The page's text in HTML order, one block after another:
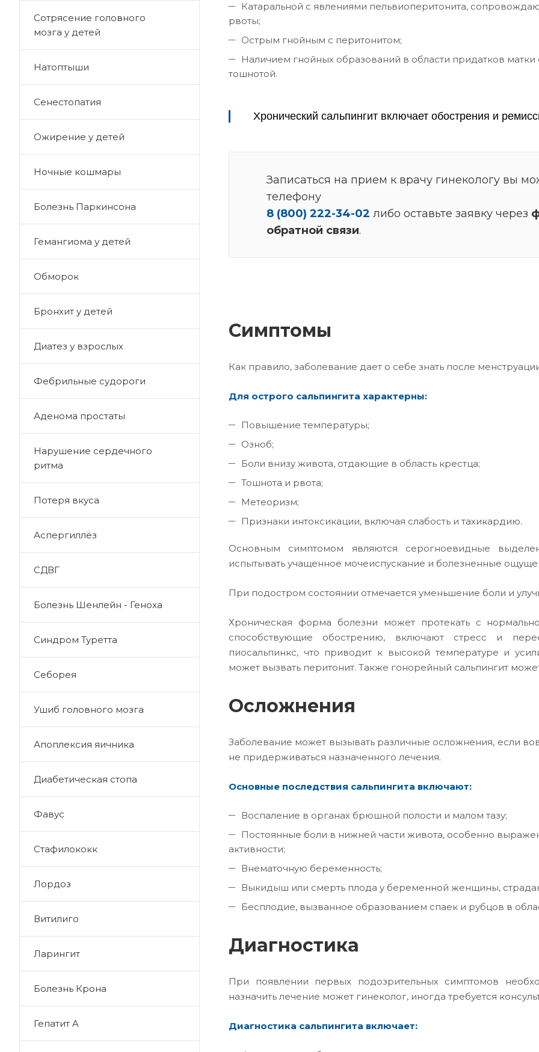
Катаральной с явлениями пельвиоперитонита,
рвоты;
Острым гнойным с перитонитом;
Наличием гнойных образований в области придатков
тошнотой.
Хронический сальпингит включает обострения и
Записаться на прием к врачу гинекологу вы
телефону
8 (800) 222-34-02 либо оставьте заявку через
обратной связи.
Симптомы
Как правило, заболевание дает о себе знать после
Для острого сальпингита характерны:
Повышение температуры;
Озноб;
Боли внизу живота, отдающие в область крестца;
Тошнота и рвота;
Метеоризм;
Признаки интоксикации, включая слабость и тахикардию.
Основным симптомом являются серогноевидные
испытывать учащенное мочеиспускание и болезненные
При подостром состоянии отмечается уменьшение боли и
Хроническая форма болезни может протекать с
способствующие обострению, включают стресс и
пиосальпинкс, что приводит к высокой температуре и
может вызвать перитонит. Также гонорейный сальпингит
Осложнения
Заболевание может вызывать различные осложнения, если
не придерживаться назначенного лечения.
Основные последствия сальпингита включают:
Воспаление в органах брюшной полости и малом тазу;
Постоянные боли в нижней части живота, особенно
активности;
Внематочную беременность;
Выкидыш или смерть плода у беременной женщины,
Бесплодие, вызванное образованием спаек и рубцов в
Диагностика
При появлении первых подозрительных симптомов
назначить лечение может гинеколог, иногда требуется
Диагностика сальпингита включает:
Сотрясение головного
мозга у детей
Натоптыши
Сенестопатия
Ожирение у детей
Ночные кошмары
Болезнь Паркинсона
Гемангиома у детей
Обморок
Бронхит у детей
Диатез у взрослых
Фебрильные судороги
Аденома простаты
Нарушение сердечного
ритма
Потеря вкуса
Аспергиллёз
СДВГ
Болезнь Шенлейн - Геноха
Синдром Туретта
Себорея
Ушиб головного мозга
Апоплексия яичника
Диабетическая стопа
Фавус
Стафилококк
Лордоз
Витилиго
Ларингит
Болезнь Крона
Гепатит A